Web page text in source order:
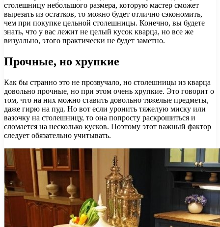
столешницу небольшого размера, которую мастер сможет
вырезать из остатков, то можно будет отлично сэкономить,
чем при покупке цельной столешницы. Конечно, вы будете
знать, что у вас лежит не целый кусок кварца, но все же
визуально, этого практически не будет заметно.
Прочные, но хрупкие
Как бы странно это не прозвучало, но столешницы из кварца
довольно прочные, но при этом очень хрупкие. Это говорит о
том, что на них можно ставить довольно тяжелые предметы,
даже гирю на пуд. Но вот если уронить тяжелую миску или
вазочку на столешницу, то она попросту раскрошиться и
сломается на несколько кусков. Поэтому этот важный фактор
следует обязательно учитывать.